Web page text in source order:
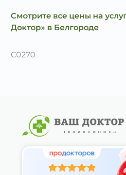
Смотрите все цены на
Доктор» в Белгороде
C0270